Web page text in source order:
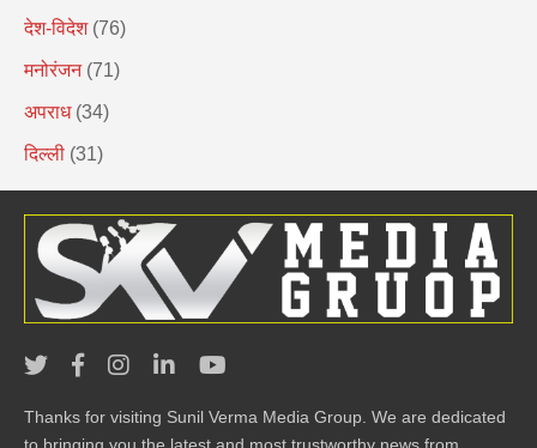
देश-विदेश (76)
मनोरंजन (71)
अपराध (34)
दिल्ली (31)
Thanks for visiting Sunil Verma Media Group. We are dedicated